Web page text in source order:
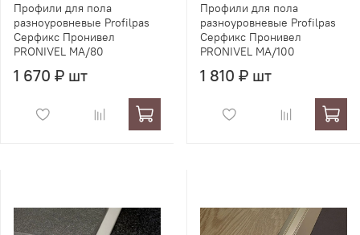
Профили для пола
разноуровневые Profilpas
Серфикс Пронивел
PRONIVEL MA/80
1 670 ₽ шт
Профили для пола
разноуровневые Profilpas
Серфикс Пронивел
PRONIVEL MA/100
1 810 ₽ шт